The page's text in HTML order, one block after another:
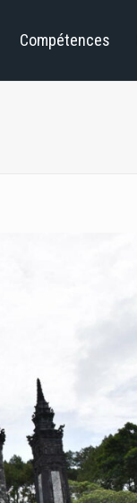
Compétences